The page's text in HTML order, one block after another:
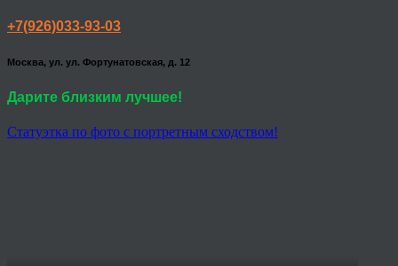
+7(926)033-93-03
Москва, ул. ул. Фортунатовская, д. 12
Дарите близким лучшее!
Статуэтка по фото с портретным сходством!